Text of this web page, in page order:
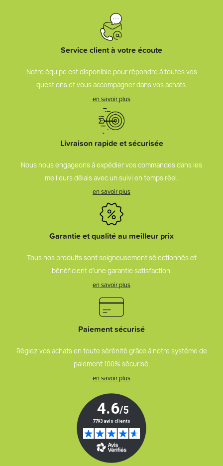
Service client à votre écoute
Notre équipe est disponible pour répondre à toutes vos
questions et vous accompagner dans vos achats.
en savoir plus
Livraison rapide et sécurisée
Nous nous engageons à expédier vos commandes dans les
meilleurs délais avec un suivi en temps réel.
en savoir plus
Garantie et qualité au meilleur prix
Tous nos produits sont soigneusement sélectionnés et
bénéficient d’une garantie satisfaction.
en savoir plus
Paiement sécurisé
Réglez vos achats en toute sérénité grâce à notre système de
paiement 100% sécurisé.
en savoir plus